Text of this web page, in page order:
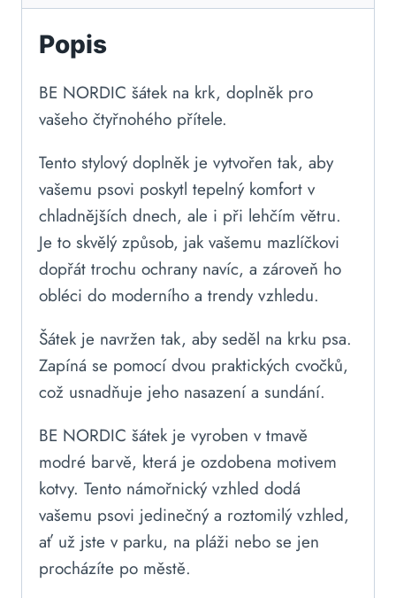
Popis
BE NORDIC šátek na krk, doplněk pro
vašeho čtyřnohého přítele.
Tento stylový doplněk je vytvořen tak, aby
vašemu psovi poskytl tepelný komfort v
chladnějších dnech, ale i při lehčím větru.
Je to skvělý způsob, jak vašemu mazlíčkovi
dopřát trochu ochrany navíc, a zároveň ho
obléci do moderního a trendy vzhledu.
Šátek je navržen tak, aby seděl na krku psa.
Zapíná se pomocí dvou praktických cvočků,
což usnadňuje jeho nasazení a sundání.
BE NORDIC šátek je vyroben v tmavě
modré barvě, která je ozdobena motivem
kotvy. Tento námořnický vzhled dodá
vašemu psovi jedinečný a roztomilý vzhled,
ať už jste v parku, na pláži nebo se jen
procházíte po městě.